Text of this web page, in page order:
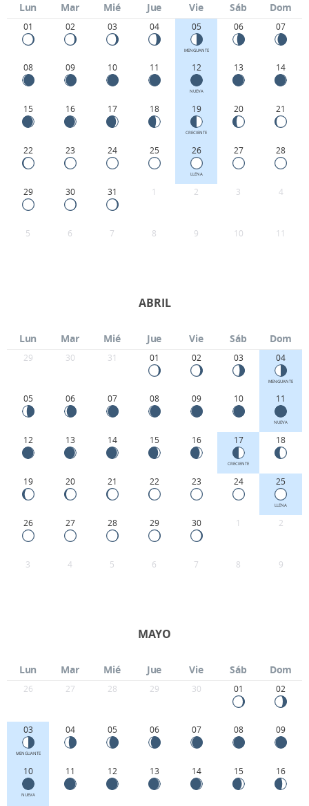
Lun Mar Mié Jue Vie Sáb Dom
01 02 03 04 05
MENGUANTE
06 07
08 09 10 11 12
NUEVA
13 14
15 16 17 18 19
CRECIENTE
20 21
22 23 24 25 26
LLENA
27 28
29 30 31 1 2 3 4
5 6 7 8 9 10 11
ABRIL
Lun Mar Mié Jue Vie Sáb Dom
29 30 31 01 02 03 04
MENGUANTE
05 06 07 08 09 10 11
NUEVA
12 13 14 15 16 17
CRECIENTE
18
19 20 21 22 23 24 25
LLENA
26 27 28 29 30 1 2
3 4 5 6 7 8 9
MAYO
Lun Mar Mié Jue Vie Sáb Dom
26 27 28 29 30 01 02
03
MENGUANTE
04 05 06 07 08 09
10
NUEVA
11 12 13 14 15 16